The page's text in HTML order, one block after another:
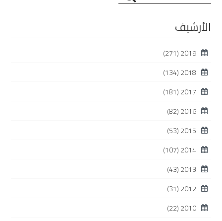
الأرشيف
2019
(271)
2018
(134)
2017
(181)
2016
(82)
2015
(53)
2014
(107)
2013
(43)
2012
(31)
2010
(22)